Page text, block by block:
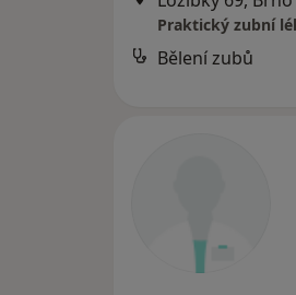
Praktický zubní
Bělení zubů